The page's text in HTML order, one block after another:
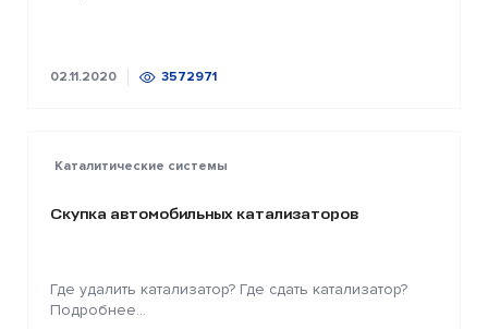
02.11.2020 3572971
Каталитические системы
Скупка автомобильных катализаторов
Где удалить катализатор? Где сдать катализатор?
Подробнее...